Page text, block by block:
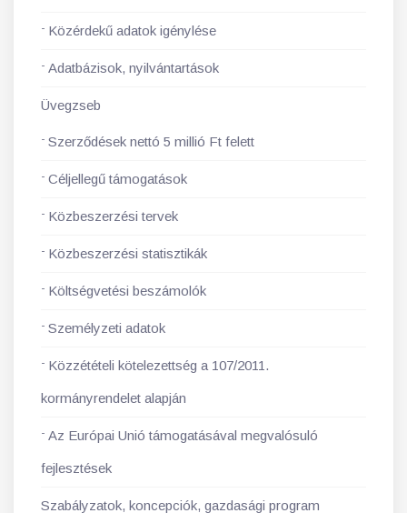
Közérdekű adatok igénylése
Adatbázisok, nyilvántartások
Üvegzseb
Szerződések nettó 5 millió Ft felett
Céljellegű támogatások
Közbeszerzési tervek
Közbeszerzési statisztikák
Költségvetési beszámolók
Személyzeti adatok
Közzétételi kötelezettség a 107/2011.
kormányrendelet alapján
Az Európai Unió támogatásával megvalósuló
fejlesztések
Szabályzatok, koncepciók, gazdasági program